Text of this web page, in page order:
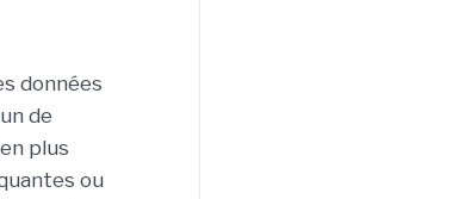
données
de
plus
ou